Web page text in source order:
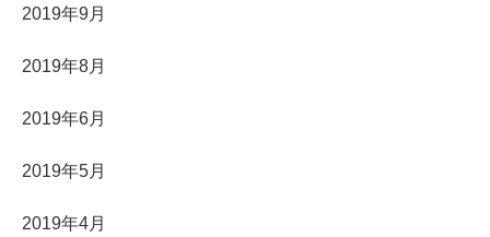
2019年9月
2019年8月
2019年6月
2019年5月
2019年4月